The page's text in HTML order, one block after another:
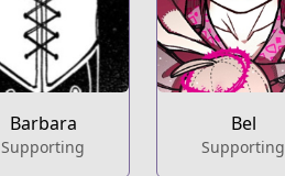
Barbara
Supporting
Bel
Supporting